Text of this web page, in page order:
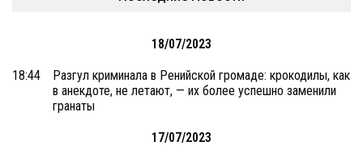
18/07/2023
18:44
Разгул криминала в Ренийской громаде: крокодилы, как
в анекдоте, не летают, — их более успешно заменили
гранаты
17/07/2023